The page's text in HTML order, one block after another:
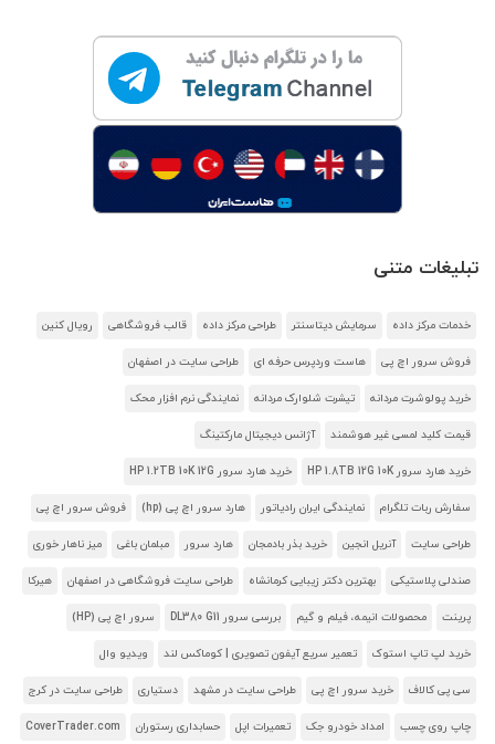
تبلیغات متنی
خدمات مرکز داده سرمایش دیتاسنتر طراحی مرکز داده قالب فروشگاهی رویال کنین
فروش سرور اچ پی هاست وردپرس حرفه ای طراحی سایت در اصفهان
خرید پولوشرت مردانه تیشرت شلوارک مردانه نمایندگی نرم افزار محک
قیمت کلید لمسی غیر هوشمند آژانس دیجیتال مارکتینگ
خرید هارد سرور HP 1.8TB 12G 10K خرید هارد سرور HP 1.2TB 10K 12G
سفارش ربات تلگرام نمایندگی ایران رادیاتور هارد سرور اچ پی (hp) فروش سرور اچ پی
طراحی سایت آنریل انجین خرید بذر بادمجان هارد سرور مبلمان باغی میز ناهار خوری
صندلی پلاستیکی بهترین دکتر زیبایی کرمانشاه طراحی سایت فروشگاهی در اصفهان هیرکا
پرینت محصولات انیمه، فیلم و گیم بررسی سرور DL380 G11 سرور اچ پی (HP)
خرید لپ تاپ استوک تعمیر سریع آیفون تصویری | کوماکس لند ویدیو وال
سی پی کالاف خرید سرور اچ پی طراحی سایت در مشهد دستیاری طراحی سایت در کرج
چاپ روی چسب امداد خودرو جک تعمیرات اپل حسابداری رستوران CoverTrader.com